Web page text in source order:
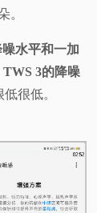
。
噪水平和一加
3的降噪
很低。